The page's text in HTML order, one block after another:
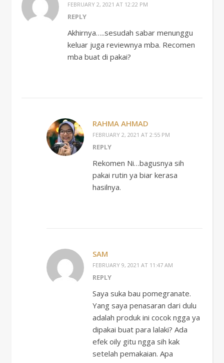
FEBRUARY 2, 2021 AT 12:22 PM
REPLY
Akhirnya…..sesudah sabar menunggu
keluar juga reviewnya mba. Recomen
mba buat di pakai?
RAHMA AHMAD
FEBRUARY 2, 2021 AT 2:55 PM
REPLY
Rekomen Ni…bagusnya sih
pakai rutin ya biar kerasa
hasilnya.
SAM
FEBRUARY 9, 2021 AT 11:47 AM
REPLY
Saya suka bau pomegranate.
Yang saya penasaran dari dulu
adalah produk ini cocok ngga ya
dipakai buat para lalaki? Ada
efek oily gitu ngga sih kak
setelah pemakaian. Apa